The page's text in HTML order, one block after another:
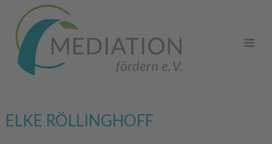
content
ELKE RÖLLINGHOFF